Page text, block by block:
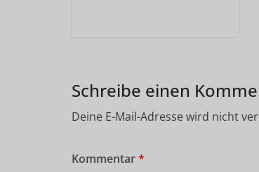
Schreibe einen
Deine E-Mail-Adresse wird nicht
Kommentar*